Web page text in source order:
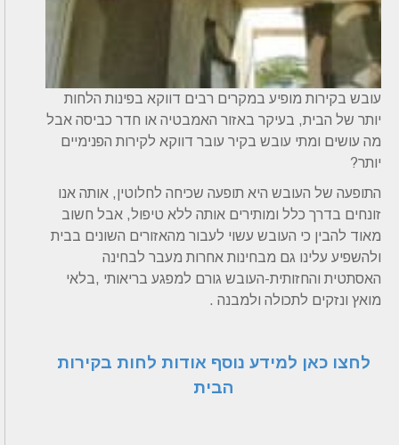
עובש בקירות מופיע במקרים רבים דווקא בפינות הלחות
יותר של הבית, בעיקר באזור האמבטיה או חדר כביסה אבל
מה עושים ומתי עובש בקיר עובר דווקא לקירות הפנימיים
יותר?
התופעה של העובש היא תופעה שכיחה לחלוטין, אותה אנו
זונחים בדרך כלל ומותירים אותה ללא טיפול, אבל חשוב
מאוד להבין כי העובש עשוי לעבור מהאזורים השונים בבית
ולהשפיע עלינו גם מבחינות אחרות מעבר לבחינה
האסתטית והחזותית-העובש גורם למפגע בריאותי ,בלאי
מואץ ונזקים לתכולה ולמבנה .
לחצו כאן למידע נוסף אודות לחות בקירות
הבית